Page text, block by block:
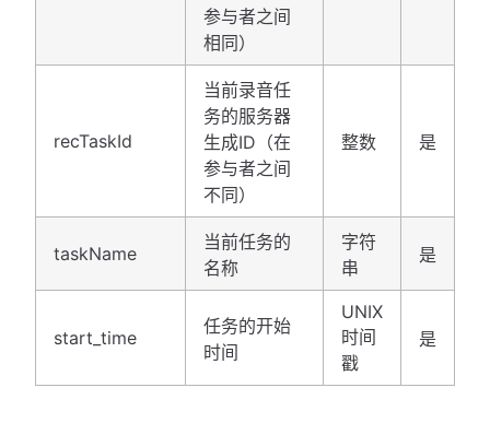
参与者之间
相同）
recTaskId
当前录音任
务的服务器
生成ID（在
参与者之间
不同）
整数 是
taskName
当前任务的
名称
字符
串
是
start_time
任务的开始
时间
UNIX
时间
戳
是